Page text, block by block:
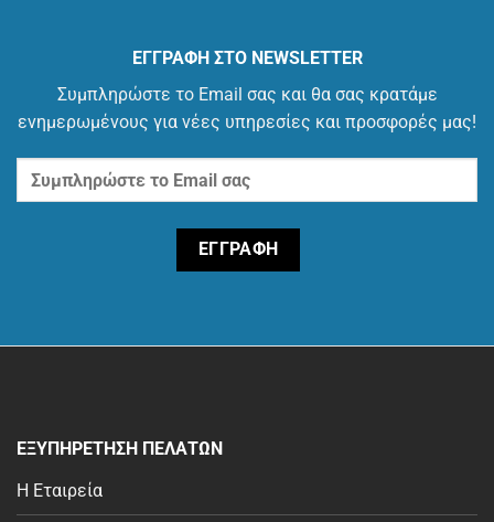
ΕΓΓΡΑΦΗ ΣΤΟ NEWSLETTER
Συμπληρώστε το Email σας και θα σας κρατάμε
ενημερωμένους για νέες υπηρεσίες και προσφορές μας!
ΕΞΥΠΗΡΕΤΗΣΗ ΠΕΛΑΤΩΝ
Η Εταιρεία